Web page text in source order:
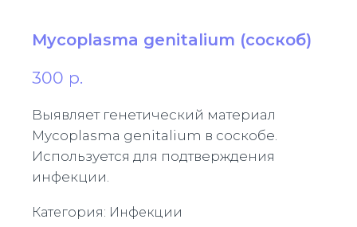
Mycoplasma genitalium (соскоб)
300 р.
Выявляет генетический материал
Mycoplasma genitalium в соскобе.
Используется для подтверждения
инфекции.
Категория: Инфекции